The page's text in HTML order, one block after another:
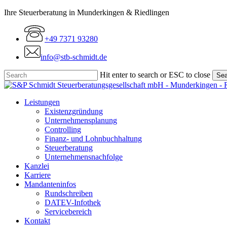
Skip
content
Ihre Steuerberatung in Munderkingen & Riedlingen
+49 7371 93280
info@stb-schmidt.de
Hit enter to search or ESC to close
Close
Menu
Leistungen
Existenzgründung
Unternehmensplanung
Controlling
Finanz- und Lohnbuchhaltung
Steuerberatung
Unternehmensnachfolge
Kanzlei
Karriere
Mandanteninfos
Rundschreiben
DATEV-Infothek
Servicebereich
Kontakt